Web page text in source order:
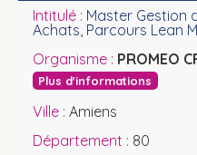
Master Gestion
Achats, Parcours Lean
PROMEO
Plus d'informations
Amiens
80